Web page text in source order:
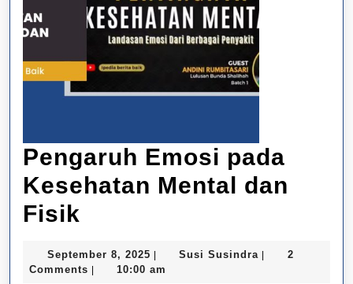
Pengaruh Emosi pada
Kesehatan Mental dan
Fisik
pada
September 8, 2025 September
8,
Susi Susindra Susi
2
Comments
10:00 am